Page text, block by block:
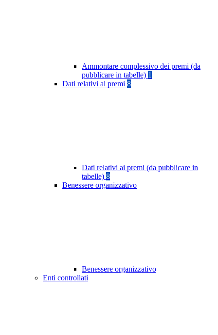
Ammontare complessivo dei premi (da
pubblicare in tabelle) 1
Dati relativi ai premi 8
Dati relativi ai premi (da pubblicare in
tabelle) 8
Benessere organizzativo
Benessere organizzativo
Enti controllati